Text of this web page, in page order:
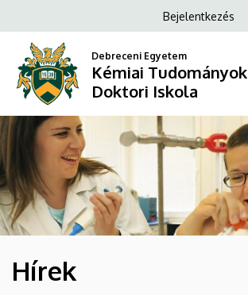
Tudományok
Doktori
Iskola
Anonim
fiók
menüje
Bejelentkezés
Debreceni Egyetem
Kémiai Tudományok
Doktori Iskola
DIAVETÍTÉS
HÍREK
Hírek